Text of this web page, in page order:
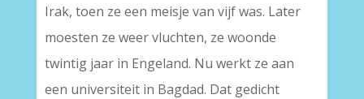
Irak, toen ze een meisje van vijf was. Later
moesten ze weer vluchten, ze woonde
twintig jaar in Engeland. Nu werkt ze aan
een universiteit in Bagdad. Dat gedicht